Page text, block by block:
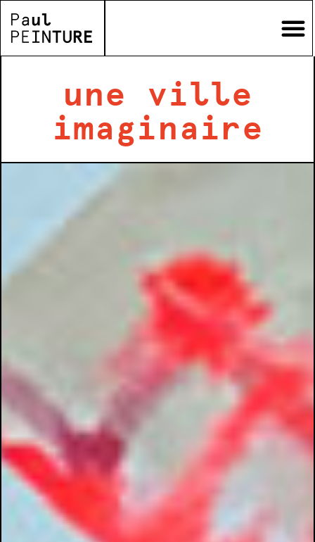
une ville
imaginaire